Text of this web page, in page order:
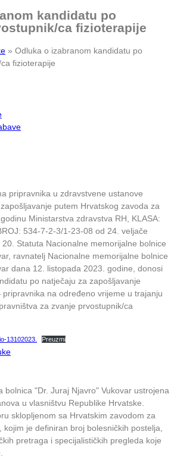
kandidatu po
ca fizioterapije
» Odluka o izabranom kandidatu po
fizioterapije
pripravnika u zdravstvene ustanove
putem Hrvatskog zavoda za
Ministarstva zdravstva RH, KLASA:
534-7-2-3/1-23-08 od 24. veljače
Statuta Nacionalne memorijalne bolnice
ravnatelj Nacionalne memorijalne bolnice
dana 12. listopada 2023. godine, donosi
po natječaju za zapošljavanje
na određeno vrijeme u trajanju
za zvanje prvostupnik/ca
13102023. Preuzmi
bolnica "Dr. Juraj Njavro" Vukovar ustrojena
u vlasništvu Republike Hrvatske.
sklopljenom sa Hrvatskim zavodom za
je definiran broj bolesničkih postelja,
pretraga i specijalističkih pregleda koje